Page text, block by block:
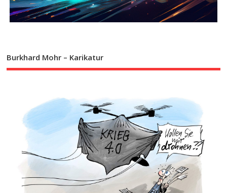
Burkhard Mohr – Karikatur